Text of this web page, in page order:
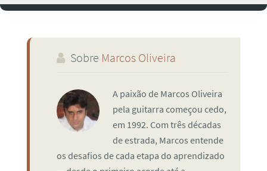
Sobre Marcos Oliveira
A paixão de Marcos Oliveira
pela guitarra começou cedo,
em 1992. Com três décadas
de estrada, Marcos entende
os desafios de cada etapa do aprendizado